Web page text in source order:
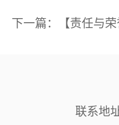
下一篇：【责任与
联系地